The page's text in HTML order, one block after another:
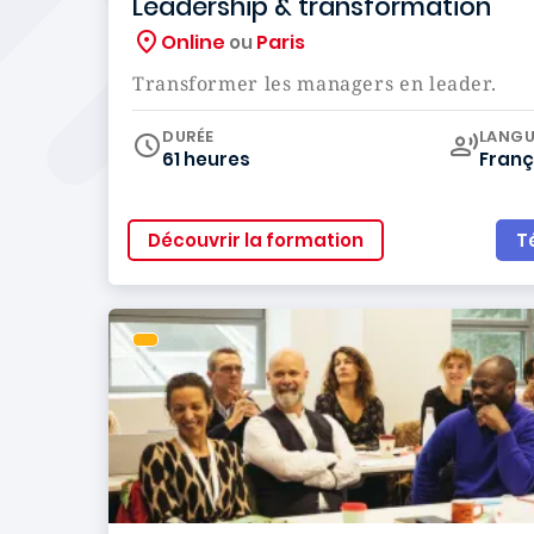
Online ou Paris
Transformer les managers en leader.
DURÉE
61 heures
Découvrir la formation